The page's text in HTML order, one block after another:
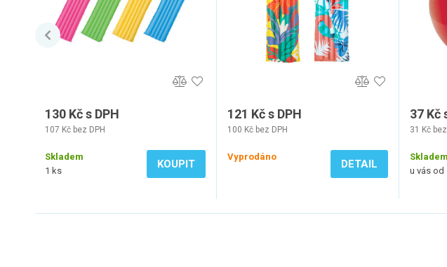
130 Kč s DPH
107 Kč bez DPH
Skladem
1 ks
KOUPIT
121 Kč s DPH
100 Kč bez DPH
Vyprodáno
DETAIL
37 Kč
31 Kč bez
Skladem
u vás od